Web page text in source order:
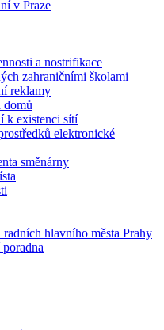
v Praze
a nostrifikace
zahraničními školami
reklamy
domů
k existenci sítí
elektronické
směnárny
hlavního města Prahy